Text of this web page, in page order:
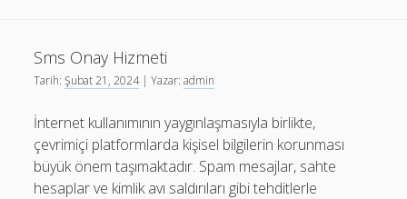
Sms Onay Hizmeti
Tarih:Şubat 21, 2024| Yazar:admin
İnternet kullanımının yaygınlaşmasıyla birlikte,
çevrimiçi platformlarda kişisel bilgilerin korunması
büyük önem taşımaktadır. Spam mesajlar, sahte
hesaplar ve kimlik avı saldırıları gibi tehditlerle